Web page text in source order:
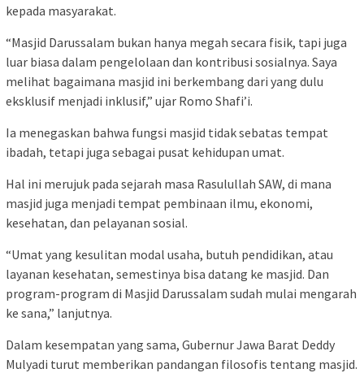
kepada masyarakat.
“Masjid Darussalam bukan hanya megah secara fisik, tapi juga
luar biasa dalam pengelolaan dan kontribusi sosialnya. Saya
melihat bagaimana masjid ini berkembang dari yang dulu
eksklusif menjadi inklusif,” ujar Romo Shafi’i.
Ia menegaskan bahwa fungsi masjid tidak sebatas tempat
ibadah, tetapi juga sebagai pusat kehidupan umat.
Hal ini merujuk pada sejarah masa Rasulullah SAW, di mana
masjid juga menjadi tempat pembinaan ilmu, ekonomi,
kesehatan, dan pelayanan sosial.
“Umat yang kesulitan modal usaha, butuh pendidikan, atau
layanan kesehatan, semestinya bisa datang ke masjid. Dan
program-program di Masjid Darussalam sudah mulai mengarah
ke sana,” lanjutnya.
Dalam kesempatan yang sama, Gubernur Jawa Barat Deddy
Mulyadi turut memberikan pandangan filosofis tentang masjid.